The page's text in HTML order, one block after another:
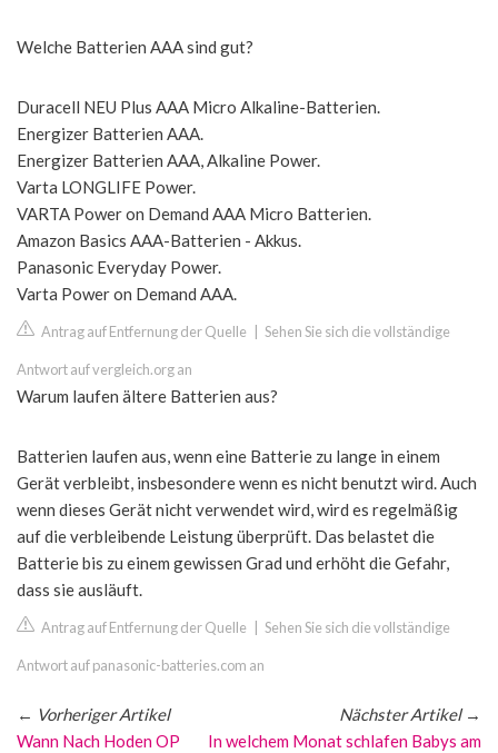
Welche Batterien AAA sind gut?
Duracell NEU Plus AAA Micro Alkaline-Batterien.
Energizer Batterien AAA.
Energizer Batterien AAA, Alkaline Power.
Varta LONGLIFE Power.
VARTA Power on Demand AAA Micro Batterien.
Amazon Basics AAA-Batterien - Akkus.
Panasonic Everyday Power.
Varta Power on Demand AAA.
Antrag auf Entfernung der Quelle Sehen Sie sich die vollständige
Antwort auf vergleich.org an
Warum laufen ältere Batterien aus?
Batterien laufen aus, wenn eine Batterie zu lange in einem
Gerät verbleibt, insbesondere wenn es nicht benutzt wird. Auch
wenn dieses Gerät nicht verwendet wird, wird es regelmäßig
auf die verbleibende Leistung überprüft. Das belastet die
Batterie bis zu einem gewissen Grad und erhöht die Gefahr,
dass sie ausläuft.
Antrag auf Entfernung der Quelle Sehen Sie sich die vollständige
Antwort auf panasonic-batteries.com an
← Vorheriger Artikel
Wann Nach Hoden OP
Nächster Artikel→
In welchem Monat schlafen Babys am